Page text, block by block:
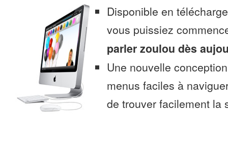
Disponible en
vous puissiez
parler zoulou dès
Une nouvelle
menus faciles à
de trouver facilement la